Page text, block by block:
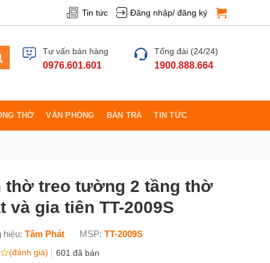
Tin tức Đăng nhập/ đăng ký
Tư vấn bán hàng
0976.601.601
Tổng đài (24/24)
1900.888.664
THỜ VĂN PHÒNG BÀN TRÀ TIN TỨC
thờ treo tường 2 tầng thờ
và gia tiên TT-2009S
hiệu: Tâm Phát MSP: TT-2009S
(đánh giá) 601 đã bán